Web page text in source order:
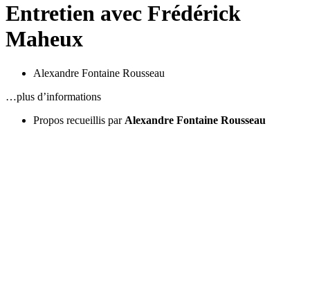
Entretien avec Frédérick
Maheux
Alexandre Fontaine Rousseau
…plus d’informations
Propos recueillis par Alexandre Fontaine Rousseau